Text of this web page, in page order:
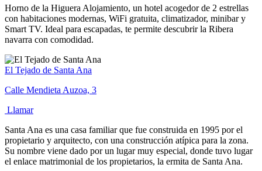
Horno de la Higuera Alojamiento, un hotel acogedor de 2 estrellas
con habitaciones modernas, WiFi gratuita, climatizador, minibar y
Smart TV. Ideal para escapadas, te permite descubrir la Ribera
navarra con comodidad.
El Tejado de Santa Ana
Calle Mendieta Auzoa, 3
Llamar
Santa Ana es una casa familiar que fue construida en 1995 por el
propietario y arquitecto, con una construcción atípica para la zona.
Su nombre viene dado por un lugar muy especial, donde tuvo lugar
el enlace matrimonial de los propietarios, la ermita de Santa Ana.